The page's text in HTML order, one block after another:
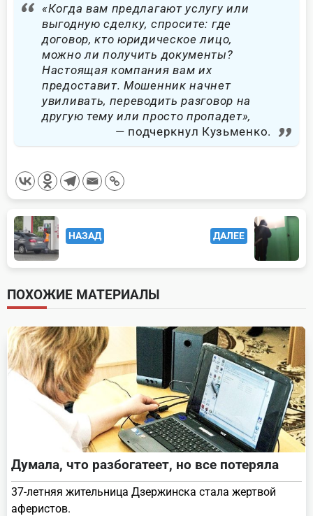
«Когда вам предлагают услугу или
выгодную сделку, спросите: где
договор, кто юридическое лицо,
можно ли получить документы?
Настоящая компания вам их
предоставит. Мошенник начнет
увиливать, переводить разговор на
другую тему или просто пропадет»,
подчеркнул Кузьменко.
<span
class="nav-
subtitle
screen-
reader-
text">Page</span>
НАЗАД ДАЛЕЕ
ПОХОЖИЕ МАТЕРИАЛЫ
Думала, что разбогатеет, но все потеряла
37-летняя жительница Дзержинска стала жертвой
аферистов.